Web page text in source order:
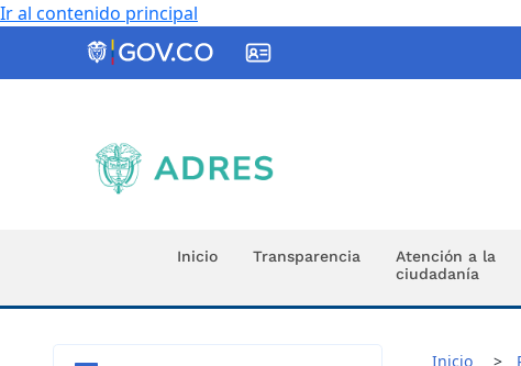
Ir al contenido principal
ADRES
Inicio Transparencia
Atención a la
ciudadanía
Inicio